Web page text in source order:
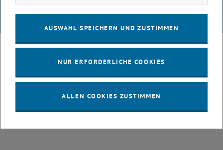
AUSWAHL SPEICHERN UND ZUSTIMMEN
NUR ERFORDERLICHE COOKIES
ALLEN COOKIES ZUSTIMMEN